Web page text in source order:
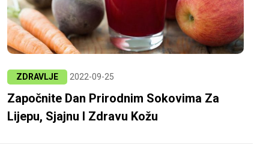
ZDRAVLJE 2022-09-25
Započnite Dan Prirodnim Sokovima Za
Lijepu, Sjajnu I Zdravu Kožu